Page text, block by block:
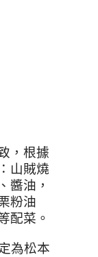
，根據
山賊燒
醬油，
粉油
配菜。
為松本